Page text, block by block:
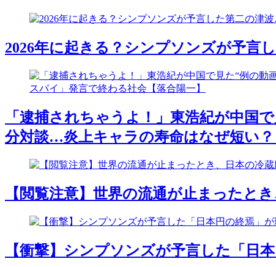
2026年に起きる？シンプソンズが予言
「逮捕されちゃうよ！」東浩紀が中国
分対談…炎上キャラの寿命はなぜ短い？
【閲覧注意】世界の流通が止まったと
【衝撃】シンプソンズが予言した「日